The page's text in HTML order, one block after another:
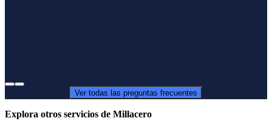
Ver todas las preguntas frecuentes
Explora otros servicios de Millacero